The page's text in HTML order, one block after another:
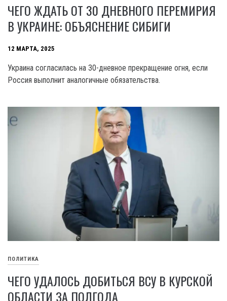
ЧЕГО ЖДАТЬ ОТ 30 ДНЕВНОГО ПЕРЕМИРИЯ
В УКРАИНЕ: ОБЪЯСНЕНИЕ СИБИГИ
12 МАРТА, 2025
Украина согласилась на 30-дневное прекращение огня, если
Россия выполнит аналогичные обязательства.
ПОЛИТИКА
ЧЕГО УДАЛОСЬ ДОБИТЬСЯ ВСУ В КУРСКОЙ
ОБЛАСТИ ЗА ПОЛГОДА